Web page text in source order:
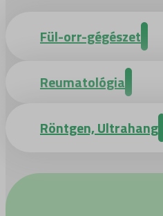
Fül-orr-gégészet
Reumatológia
Röntgen, Ultrahang